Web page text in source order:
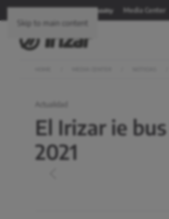
Skip to main content
Media Center
El Irizar ie
2021